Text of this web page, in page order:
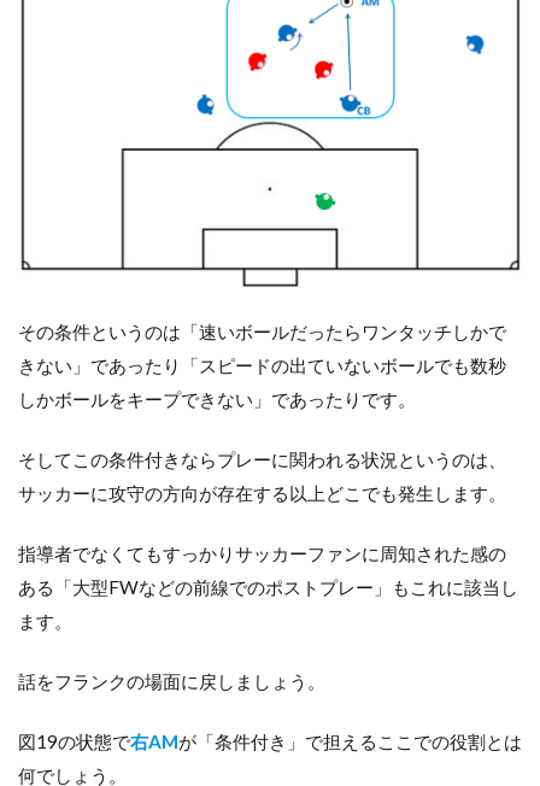
その条件というのは「速いボールだったらワンタッチしかで
きない」であったり「スピードの出ていないボールでも数秒
しかボールをキープできない」であったりです。
そしてこの条件付きならプレーに関われる状況というのは、
サッカーに攻守の方向が存在する以上どこでも発生します。
指導者でなくてもすっかりサッカーファンに周知された感の
ある「大型FWなどの前線でのポストプレー」もこれに該当し
ます。
話をフランクの場面に戻しましょう。
図19の状態で右AMが「条件付き」で担えるここでの役割とは
何でしょう。